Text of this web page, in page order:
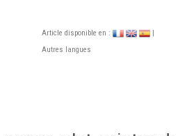
Article disponible en :
Autres langues